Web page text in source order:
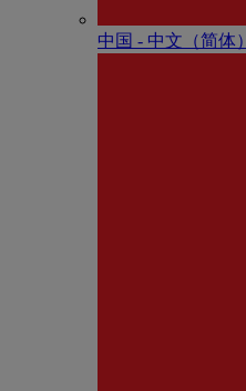
中国 - 中⽂（简体）